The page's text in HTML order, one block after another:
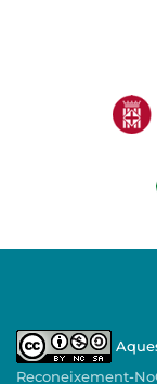
Reconeixement-